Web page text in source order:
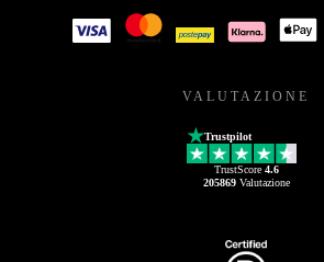
VALUTAZIONE
Trustpilot
TrustScore 4.6
205869Valutazione